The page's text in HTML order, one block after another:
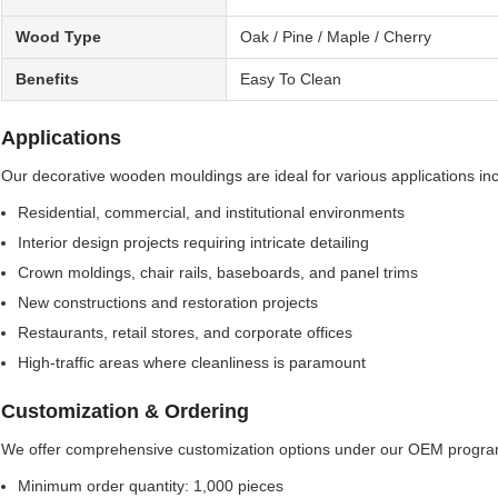
Wood Type Oak / Pine / Maple / Cherry
Benefits Easy To Clean
Applications
Our decorative wooden mouldings are ideal for various applications
Residential, commercial, and institutional environments
Interior design projects requiring intricate detailing
Crown moldings, chair rails, baseboards, and panel trims
New constructions and restoration projects
Restaurants, retail stores, and corporate offices
High-traffic areas where cleanliness is paramount
Customization & Ordering
We offer comprehensive customization options under our OEM
Minimum order quantity: 1,000 pieces